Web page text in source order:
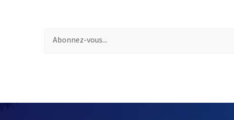
Pour vous inscrire à la lettre d'information Grandir à